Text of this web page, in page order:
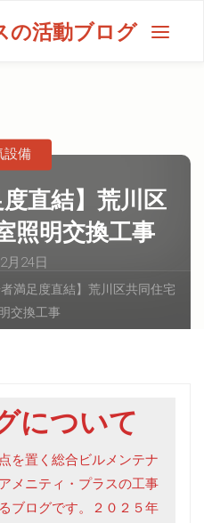
の活動ブログ
直結】荒川区
照明交換工事
月24日
設備
満足度直結】荒川区共同住宅
交換工事
について
を置く総合ビルメンテナ
メニティ・プラスの工事
ブログです。２０２５年